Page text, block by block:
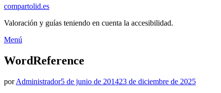
compartolid.es
Valoración y guías teniendo en cuenta la accesibilidad.
Saltar
contenido
Menú
WordReference
porAdministradorPublicado
5 de junio de 201423 de diciembre de 2025